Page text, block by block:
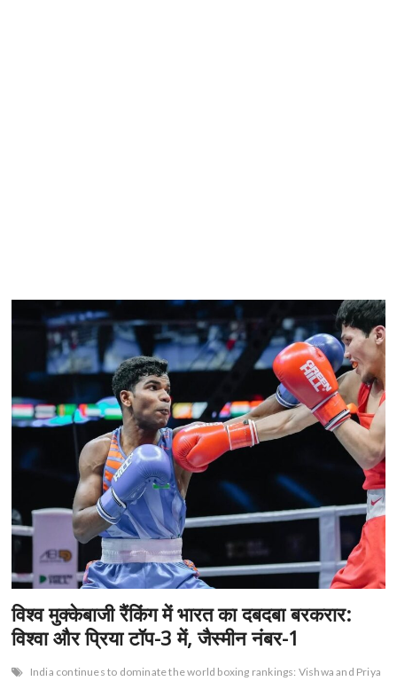
विश्व मुक्केबाजी रैंकिंग में भारत का दबदबा बरकरार:
विश्वा और प्रिया टॉप-3 में, जैस्मीन नंबर-1
India continues to dominate the world boxing rankings: Vishwa and Priya